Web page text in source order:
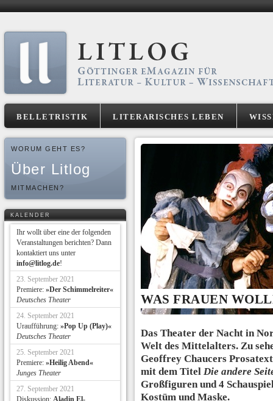
BELLETRISTIK LITERARISCHES LEBEN
WAS FRAUEN
Das Theater der Nacht in
Welt des Mittelalters. Zu
Geoffrey Chaucers
mit dem Titel Die andere
Großfiguren und 4
Kostüm und Maske.
WORUM GEHT ES?
Über Litlog
MITMACHEN?
KALENDER
Ihr wollt über eine der folgenden
Veranstaltungen berichten? Dann
kontaktiert uns unter
info@litlog.de!
23. September 2021
Premiere: »Der Schimmelreiter«
Deutsches Theater
24. September 2021
Uraufführung: »Pop Up (Play)«
Deutsches Theater
25. September 2021
Premiere: »Heilig Abend«
Junges Theater
27. September 2021
Diskussion: Aladin El-